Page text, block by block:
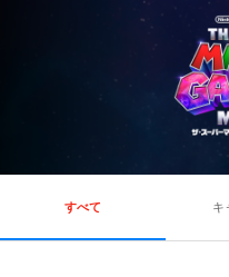
すべて キ